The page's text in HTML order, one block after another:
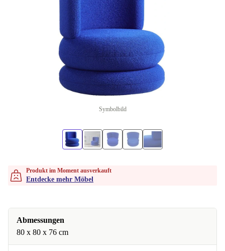
Symbolbild
Produkt im Moment ausverkauft
Entdecke mehr Möbel
Abmessungen
80 x 80 x 76 cm